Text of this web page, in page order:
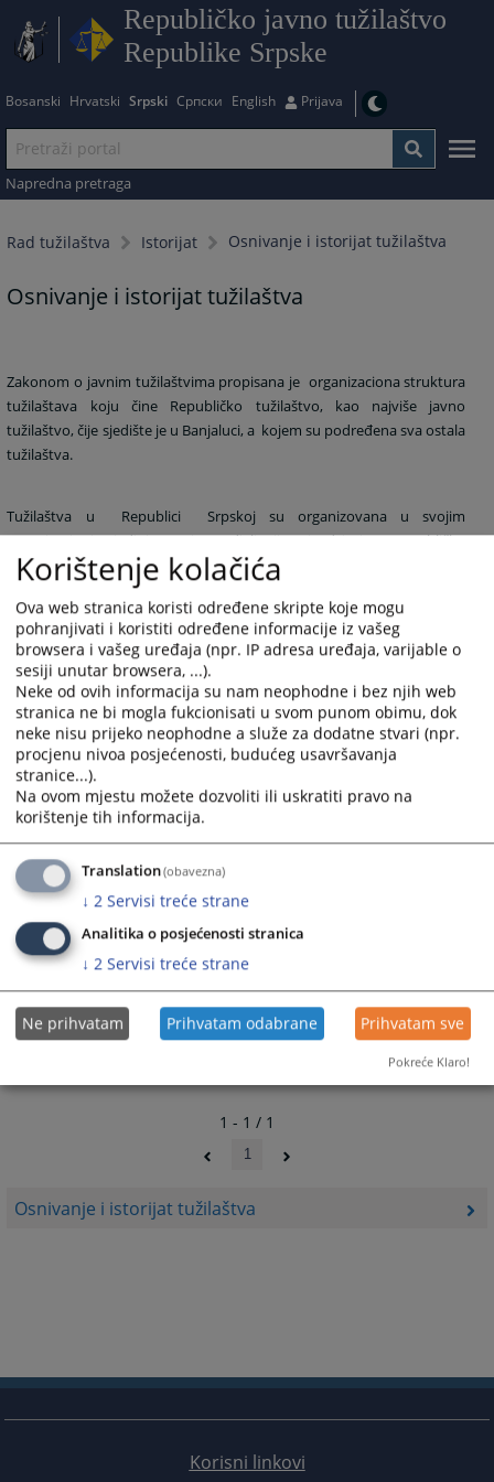
Republičko javno tužilaštvo
Republike Srpske
Bosanski Hrvatski Srpski Српски English Prijava
Napredna pretraga
Rad tužilaštva Istorijat Osnivanje i istorijat tužilaštva
Osnivanje i istorijat tužilaštva
Osnivanje i istorijat tužilaštva
Zakonom o javnim tužilaštvima propisana je organizaciona struktura
tužilaštava koju čine Republičko tužilaštvo, kao najviše javno
tužilaštvo, čije sjedište je u Banjaluci, a kojem su podređena sva ostala
tužilaštva.
Tužilaštva u Republici Srpskoj su organizovana u svojim
organizacionim jedinicama i to odjeljenjima i odsjecima. Republičko
javno tužilaštvo čini opšte odjeljenje koje u svom sastavu ima: Odsjek
za ratne zločine, Odsjek za opšti kriminal, Odsjek za privredni kriminal i
Odsjek za maloljetnike i Posebno odljeljenje za suzbijanje korupcije,
organizovanog i najtežih oblika privrednog kriminala koje je
uspostavljeno Zakonom o suzbijanju korupcije,organizovanog i
najtežih oblika privrednog kriminala.
Pored Republičkog tužilaštva, organizacionu strukturu čine i šest
okružnih javnih tužilaštava čija sjedišta su u Banjaluci, Prijedoru,
Doboju, Bijeljini, Istočnom Sarajevu i Trebinju.
5290PREGLEDA
1 - 1 / 1
1
Korisni linkovi
Korištenje kolačića
Ova web stranica koristi određene skripte koje mogu
pohranjivati i koristiti određene informacije iz vašeg
browsera i vašeg uređaja (npr. IP adresa uređaja, varijable o
sesiji unutar browsera, ...).
Neke od ovih informacija su nam neophodne i bez njih web
stranica ne bi mogla fukcionisati u svom punom obimu, dok
neke nisu prijeko neophodne a služe za dodatne stvari (npr.
procjenu nivoa posjećenosti, budućeg usavršavanja
stranice...).
Na ovom mjestu možete dozvoliti ili uskratiti pravo na
korištenje tih informacija.
Translation(obavezna)
↓ 2 Servisi treće strane
Analitika o posjećenosti stranica
↓ 2 Servisi treće strane
Ne prihvatam Prihvatam odabrane Prihvatam sve
Pokreće Klaro!